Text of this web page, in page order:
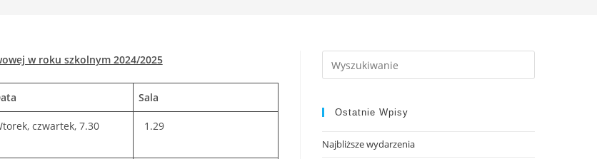
w roku szkolnym 2024/2025
Sala
czwartek, 7.30 1.29
Ostatnie Wpisy
Najbliższe wydarzenia